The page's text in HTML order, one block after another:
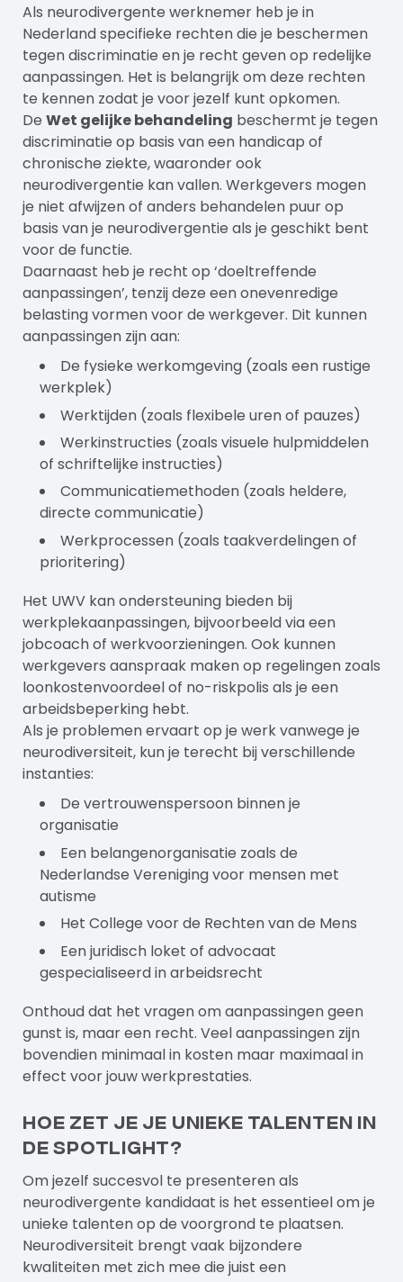
Als neurodivergente werknemer heb je in
Nederland specifieke rechten die je beschermen
tegen discriminatie en je recht geven op redelijke
aanpassingen. Het is belangrijk om deze rechten
te kennen zodat je voor jezelf kunt opkomen.
De Wet gelijke behandeling beschermt je tegen
discriminatie op basis van een handicap of
chronische ziekte, waaronder ook
neurodivergentie kan vallen. Werkgevers mogen
je niet afwijzen of anders behandelen puur op
basis van je neurodivergentie als je geschikt bent
voor de functie.
Daarnaast heb je recht op ‘doeltreffende
aanpassingen’, tenzij deze een onevenredige
belasting vormen voor de werkgever. Dit kunnen
aanpassingen zijn aan:
De fysieke werkomgeving (zoals een rustige
werkplek)
Werktijden (zoals flexibele uren of pauzes)
Werkinstructies (zoals visuele hulpmiddelen
of schriftelijke instructies)
Communicatiemethoden (zoals heldere,
directe communicatie)
Werkprocessen (zoals taakverdelingen of
prioritering)
Het UWV kan ondersteuning bieden bij
werkplekaanpassingen, bijvoorbeeld via een
jobcoach of werkvoorzieningen. Ook kunnen
werkgevers aanspraak maken op regelingen zoals
loonkostenvoordeel of no-riskpolis als je een
arbeidsbeperking hebt.
Als je problemen ervaart op je werk vanwege je
neurodiversiteit, kun je terecht bij verschillende
instanties:
De vertrouwenspersoon binnen je
organisatie
Een belangenorganisatie zoals de
Nederlandse Vereniging voor mensen met
autisme
Het College voor de Rechten van de Mens
Een juridisch loket of advocaat
gespecialiseerd in arbeidsrecht
Onthoud dat het vragen om aanpassingen geen
gunst is, maar een recht. Veel aanpassingen zijn
bovendien minimaal in kosten maar maximaal in
effect voor jouw werkprestaties.
Hoe zet je je unieke talenten in
de spotlight?
Om jezelf succesvol te presenteren als
neurodivergente kandidaat is het essentieel om je
unieke talenten op de voorgrond te plaatsen.
Neurodiversiteit brengt vaak bijzondere
kwaliteiten met zich mee die juist een